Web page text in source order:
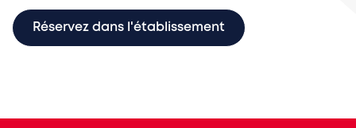
Réservez dans l'établissement